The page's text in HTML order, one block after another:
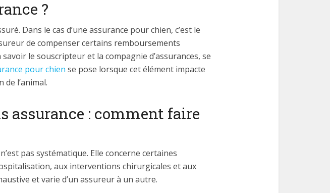
?
Dans le cas d’une assurance pour chien, c’est le
de compenser certains remboursements
le souscripteur et la compagnie d’assurances, se
pour chien se pose lorsque cet élément impacte
l’animal.
assurance : comment faire
pas systématique. Elle concerne certaines
aux interventions chirurgicales et aux
et varie d’un assureur à un autre.